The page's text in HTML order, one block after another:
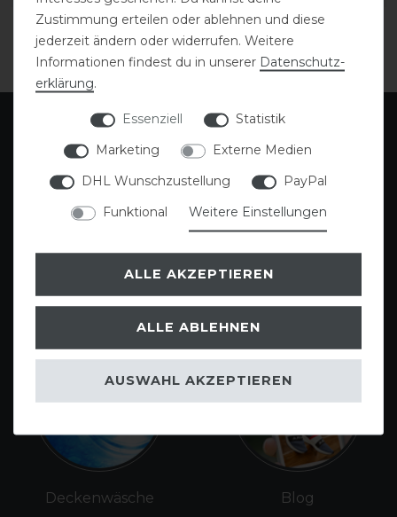
Gutscheine
Deckenwäsche
Sattlerei
Blog
Zustimmung erteilen oder ablehnen und diese
jederzeit ändern oder widerrufen. Weitere
Informationen findest du in unserer Daten­schutz­
erklärung.
Essenziell
Statistik
Marketing
Externe Medien
DHL Wunschzustellung
PayPal
Funktional
Weitere Einstellungen
ALLE AKZEPTIEREN
ALLE ABLEHNEN
AUSWAHL AKZEPTIEREN